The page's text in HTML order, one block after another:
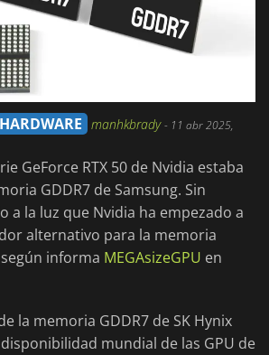
manhkbrady- 11 abr 2025,
GeForce RTX 50 de Nvidia estaba
GDDR7 de Samsung. Sin
a la luz que Nvidia ha empezado a
alternativo para la memoria
según informa MEGAsizeGPU en
la memoria GDDR7 de SK Hynix
mundial de las GPU de